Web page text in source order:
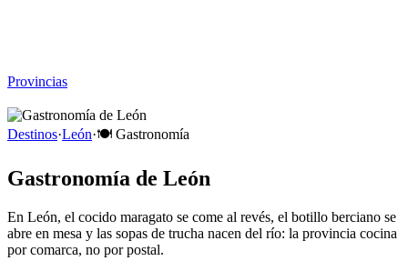
Provincias
Destinos·León·🍽️ Gastronomía
Gastronomía de León
En León, el cocido maragato se come al revés, el botillo berciano se
abre en mesa y las sopas de trucha nacen del río: la provincia cocina
por comarca, no por postal.